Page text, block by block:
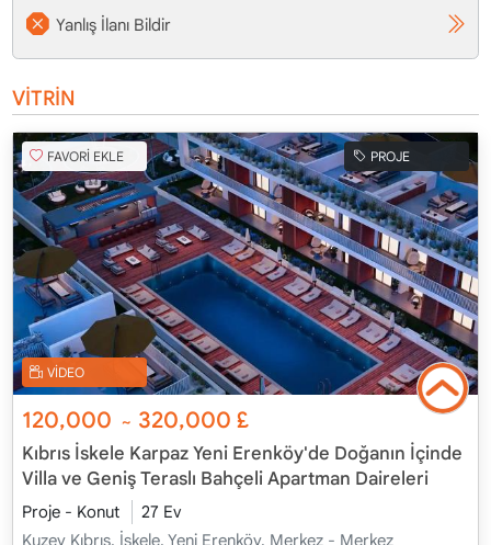
Yanlış İlanı Bildir
VİTRİN
FAVORİ EKLE PROJE
VİDEO
120,000 ~ 320,000£
Kıbrıs İskele Karpaz Yeni Erenköy'de Doğanın İçinde
Villa ve Geniş Teraslı Bahçeli Apartman Daireleri
Proje - Konut
27 Ev
Kuzey Kıbrıs, İskele, Yeni Erenköy, Merkez - Merkez